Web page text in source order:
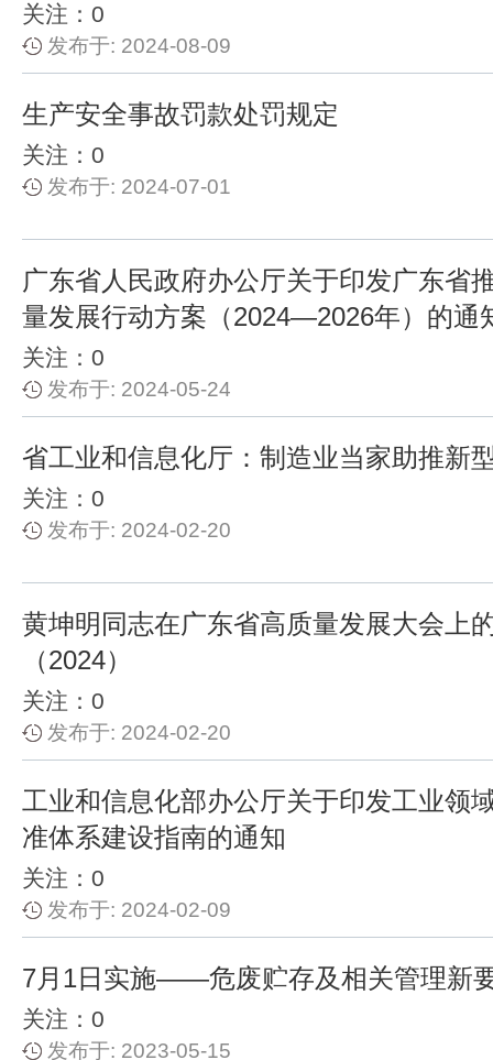
关注：0
发布于: 2024-08-09
生产安全事故罚款处罚规定
关注：0
发布于: 2024-07-01
广东省人民政府办公厅关于印发广东省
量发展行动方案（2024—2026年）的通
关注：0
发布于: 2024-05-24
省工业和信息化厅：制造业当家助推新
关注：0
发布于: 2024-02-20
黄坤明同志在广东省高质量发展大会上
（2024）
关注：0
发布于: 2024-02-20
工业和信息化部办公厅关于印发工业领
准体系建设指南的通知
关注：0
发布于: 2024-02-09
7月1日实施——危废贮存及相关管理新
关注：0
发布于: 2023-05-15